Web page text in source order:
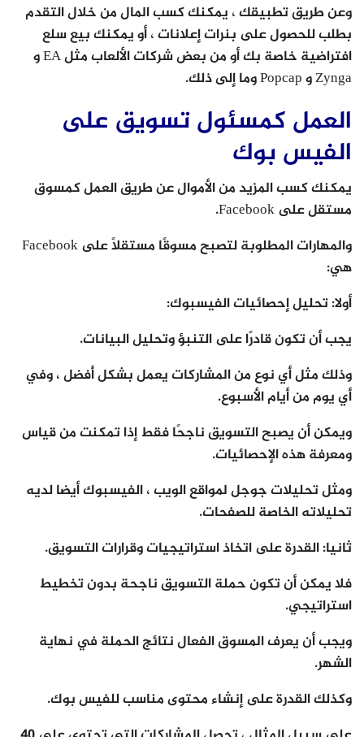
وعن طريق تطبيقك ، يمكنك كسب المال من خلال التقدم
بطلب للحصول على بنرات إعلانات ، أو يمكنك بيع سلع
افتراضية خاصة بك أو من بعض شركات الألعاب مثل EA و
Zynga و Popcap وما إلى ذلك.
العمل كمسئول تسويق على
الفيس بوك
يمكنك كسب المزيد من الأموال عن طريق العمل كمسوق
مستقل على Facebook.
والمهارات المطلوبة لتصبح مسوقًا مستقلًا على Facebook
هي:
أولا: تحليل إحصائيات الفيسبوك:
يجب أن تكون قادرًا على التنبؤ وتحليل البيانات.
وذلك مثل أي نوع من المشاركات يعمل بشكل أفضل ، وفي
أي يوم من أيام الأسبوع.
ويمكن أن يصبح التسويق ناجحًا فقط إذا تمكنت من قياس
ومعرفة هذه الإحصائيات.
ومثل تحليلات جوجل لمواقع الويب ، الفيسبوك أيضا لديه
تحليلاته الخاصة للصفحات.
ثانيا: القدرة على اتخاذ استراتيجيات وقرارات التسويق.
فلا يمكن أن تكون حملة التسويق ناجحة بدون تخطيط
استراتيجي.
ويجب أن يعرف المسوق الفعال نتائج الحملة في نهاية
الشهر.
وكذلك القدرة على إنشاء محتوى مناسب للفيس بوك.